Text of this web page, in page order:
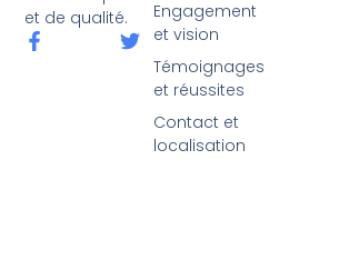
et de qualité.
Engagement
et vision
Témoignages
et réussites
Contact et
localisation